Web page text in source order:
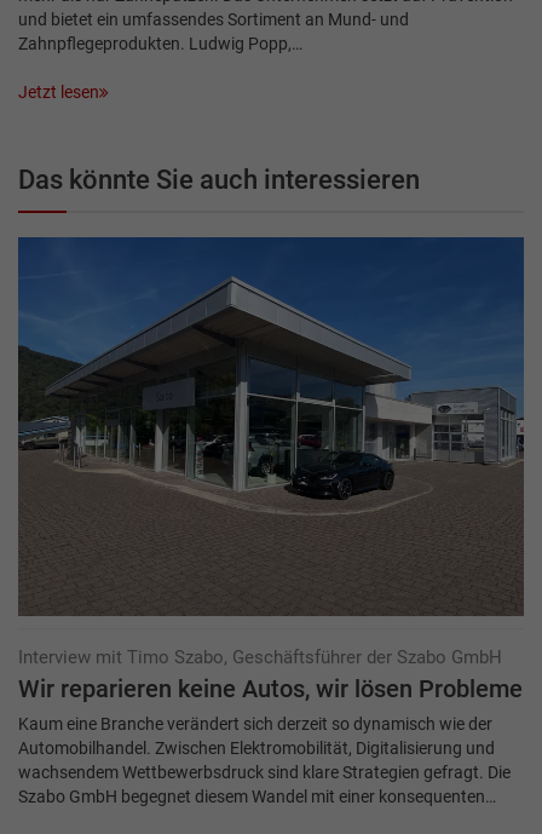
und bietet ein umfassendes Sortiment an Mund- und
Zahnpflegeprodukten. Ludwig Popp,…
Jetzt lesen
Das könnte Sie auch interessieren
Interview mit Timo Szabo, Geschäftsführer der Szabo GmbH
Wir reparieren keine Autos, wir lösen Probleme
Kaum eine Branche verändert sich derzeit so dynamisch wie der
Automobilhandel. Zwischen Elektromobilität, Digitalisierung und
wachsendem Wettbewerbsdruck sind klare Strategien gefragt. Die
Szabo GmbH begegnet diesem Wandel mit einer konsequenten…